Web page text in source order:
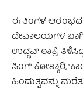
ಈ ತಿಂಗಳ
ದೇವಾಲಯಗಳ
ಉದ್ಧವ್ ಠಾಕ್ರೆ
ಸಿಂಗ್ ಕೋಶ್ಯಾರಿ,
ಹಿಂದುತ್ವವನ್ನು